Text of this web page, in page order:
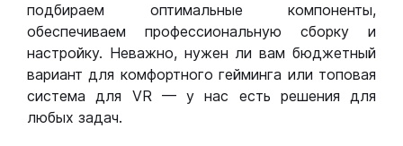
подбираем оптимальные компоненты,
обеспечиваем профессиональную сборку и
настройку. Неважно, нужен ли вам бюджетный
вариант для комфортного гейминга или топовая
система для VR — у нас есть решения для
любых задач.